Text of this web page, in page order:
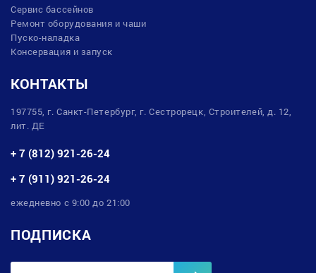
Сервис бассейнов
Ремонт оборудования и чаши
Пуско-наладка
Консервация и запуск
КОНТАКТЫ
197755, г. Санкт-Петербург, г. Сестрорецк, Строителей, д. 12,
лит. ДЕ
+ 7 (812) 921-26-24
+ 7 (911) 921-26-24
ежедневно с 9:00 до 21:00
ПОДПИСКА